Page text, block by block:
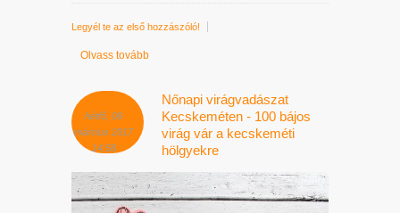
Legyél te az első hozzászóló!
Olvass tovább
hétfő, 06
március 2017
14:58
Nőnapi virágvadászat
Kecskeméten - 100 bájos
virág vár a kecskeméti
hölgyekre